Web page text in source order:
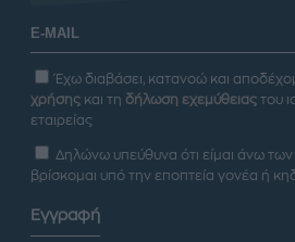
Έχω διαβάσει, κατανοώ και
χρήσης και τη δήλωση εχεμύθειας του
εταιρείας
Δηλώνω υπεύθυνα ότι είμαι άνω των
βρίσκομαι υπό την εποπτεία γονέα ή
Εγγραφή